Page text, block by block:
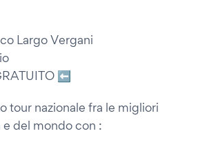
Largo Vergani
⬅️
tour nazionale fra le migliori
del mondo con :